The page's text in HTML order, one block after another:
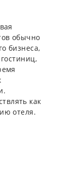
обычно
бизнеса,
как
отеля.